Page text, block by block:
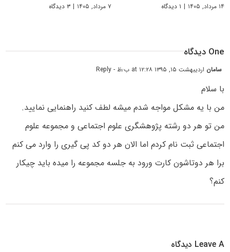
۱۴ مرداد, ۱۴۰۵ | ۱ دیدگاه ۷ مرداد, ۱۴۰۵ | ۳ دیدگاه
One دیدگاه
سامان اردیبهشت ۱۵, ۱۳۹۵ at ۱۲:۲۸ ب٫ظ - Reply
با سلام
من با یه مشکل مواجه شدم میشه لطف کنید راهنمایی نمایید.
من تو هر دو رشته پژوهشگری علوم اجتماعی و مجموعه علوم
اجتماعی ثبت نام کردم اما الان هر دو کد پی گیری را وارد می کنم
برا هر دوتاشون کارت ورود به جلسه مجموعه را میده باید چیکار
کنم؟
Leave A دیدگاه